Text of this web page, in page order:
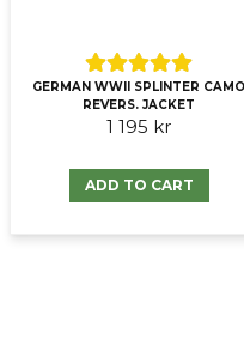
GERMAN WWII SPLINTER CAMO
REVERS. JACKET
1 195 kr
ADD TO CART